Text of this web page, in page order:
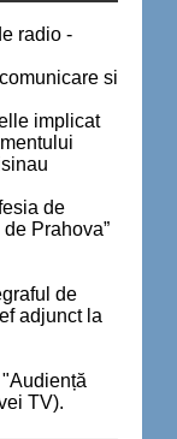
radio -
si
implicat
de
Prahova”
de
adjunct la
TV).